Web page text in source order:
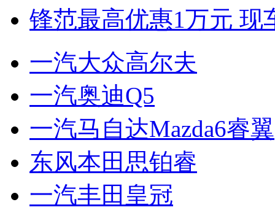
锋范最高优惠1万元 现
一汽大众高尔夫
一汽奥迪Q5
一汽马自达Mazda6睿翼
东风本田思铂睿
一汽丰田皇冠